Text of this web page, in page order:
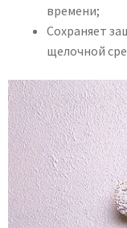
времени;
Сохраняет
щелочной